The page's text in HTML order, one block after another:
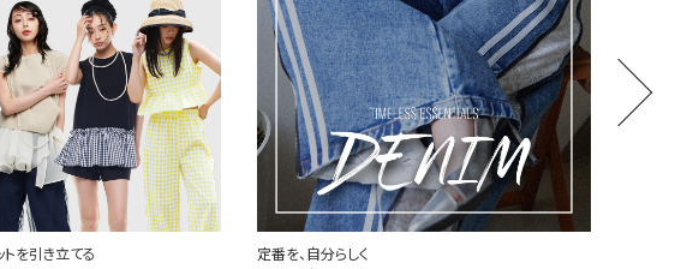
世界中で愛されるハートロゴ